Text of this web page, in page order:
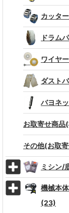
カッタ
ドラム
ワイヤ
ダスト
バヨネ
お取寄せ商
その他(お取
ミシン/
機械本
(23)